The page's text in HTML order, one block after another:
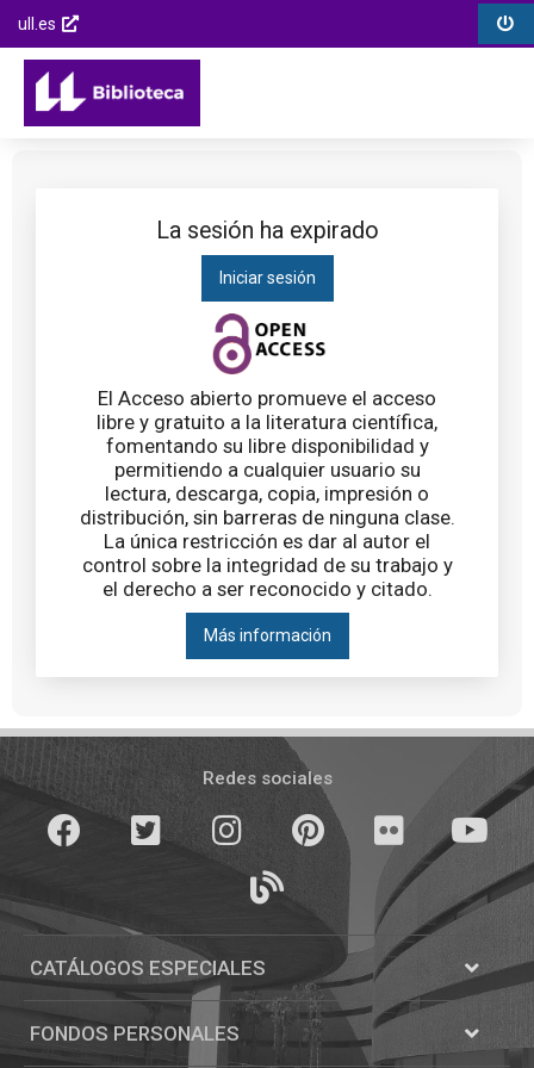
Biblioteca
Universidad
de
Laguna
contenido
Saltar al
menú
principal
Menú
opciones
Enlaces
externos
ull.es
Opcions
página
Menú
principal
La sesión ha expirado
Iniciar sesión
El Acceso abierto promueve el acceso
libre y gratuito a la literatura científica,
fomentando su libre disponibilidad y
permitiendo a cualquier usuario su
lectura, descarga, copia, impresión o
distribución, sin barreras de ninguna clase.
La única restricción es dar al autor el
control sobre la integridad de su trabajo y
el derecho a ser reconocido y citado.
Más información
Pié
de
página
Redes sociales
Instagram youTube
CATÁLOGOS ESPECIALES
Abrir
Catálogos
FONDOS PERSONALES
Abrir
Fondos